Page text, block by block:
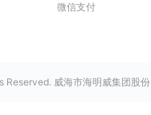
微信支付
威海市海明威集团股份